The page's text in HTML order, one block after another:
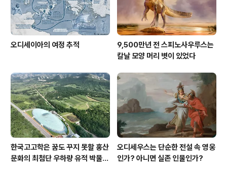
오디세이아의 여정 추적
9,500만년 전 스피노사우루스는
칼날 모양 머리 볏이 있었다
한국고고학은 꿈도 꾸지 못할 홍산
문화의 최첨단 우하량 유적 박물관
오디세우스는 단순한 전설 속 영웅
인가? 아니면 실존 인물인가?